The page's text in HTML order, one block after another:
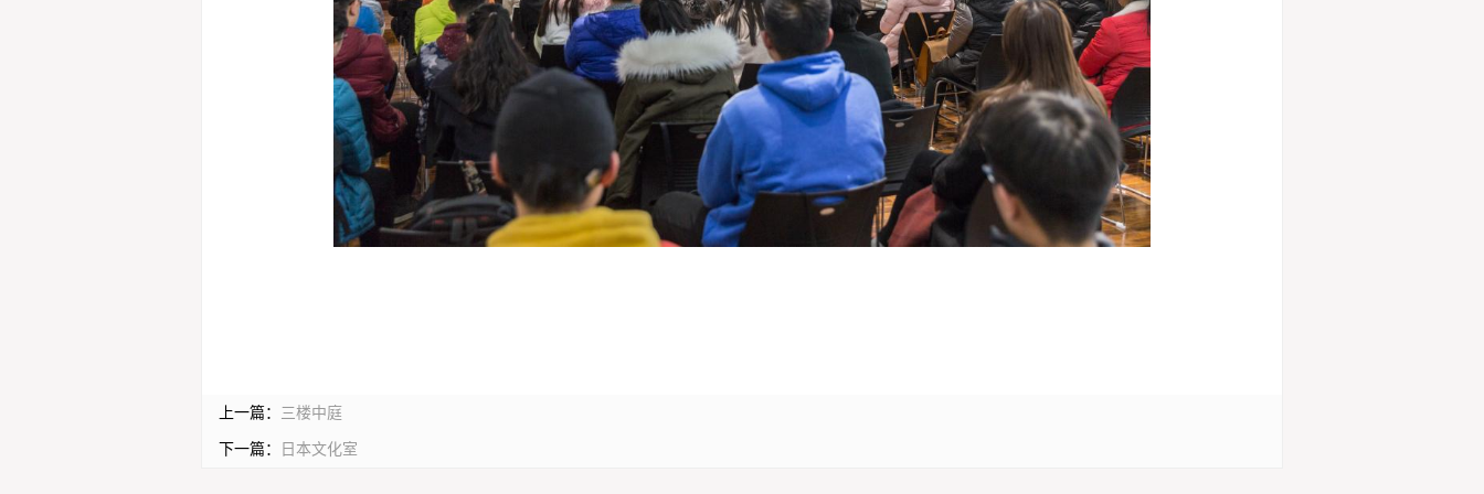
上一篇： 三楼中庭
下一篇： 日本文化室